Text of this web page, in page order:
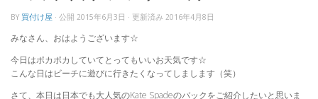
BY 買付け屋 · 公開 2015年6月3日 · 更新済み 2016年4月8日
みなさん、おはようございます☆
今日はポカポカしていてとってもいいお天気です☆
こんな日はビーチに遊びに行きたくなってしまします（笑）
さて、本日は日本でも大人気のKate Spadeのバックをご紹介したいと思いま